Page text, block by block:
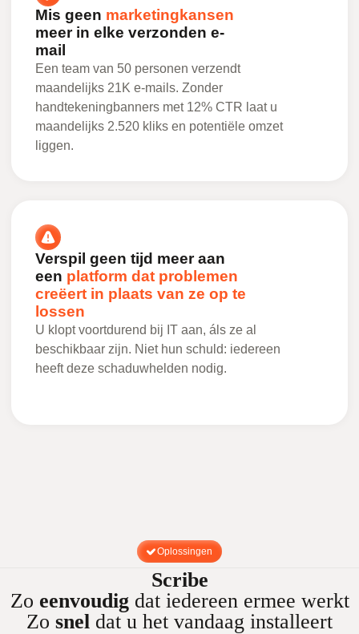
Mis geen marketingkansen
meer in elke verzonden e-
mail
Een team van 50 personen verzendt
maandelijks 21K e-mails. Zonder
handtekeningbanners met 12% CTR laat u
maandelijks 2.520 kliks en potentiële omzet
liggen.
Verspil geen tijd meer aan
een platform dat problemen
creëert in plaats van ze op te
lossen
U klopt voortdurend bij IT aan, áls ze al
beschikbaar zijn. Niet hun schuld: iedereen
heeft deze schaduwhelden nodig.
Oplossingen
Scribe
Zo eenvoudigdat iedereen ermee werkt
Zo snel dat u het vandaag installeert